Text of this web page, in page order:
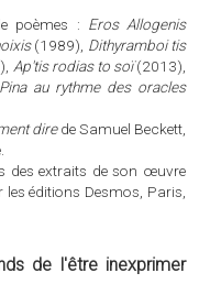
poèmes : Eros Allogenis
(1989), Dithyramboi tis
Ap'tis rodias to soï(2013),
Pina au rythme des oracles
direde Samuel Beckett,
des extraits de son œuvre
éditions Desmos, Paris,
de l'être inexprimer